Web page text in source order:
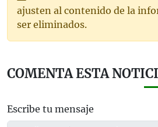
ajusten al contenido de la
ser eliminados.
COMENTA ESTA
Escribe tu mensaje